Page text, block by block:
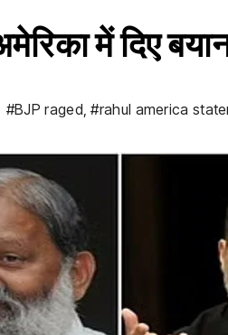
में दिए
#BJP raged,#rahul america